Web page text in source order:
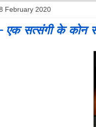
February 2020
सत्संगी के कोन